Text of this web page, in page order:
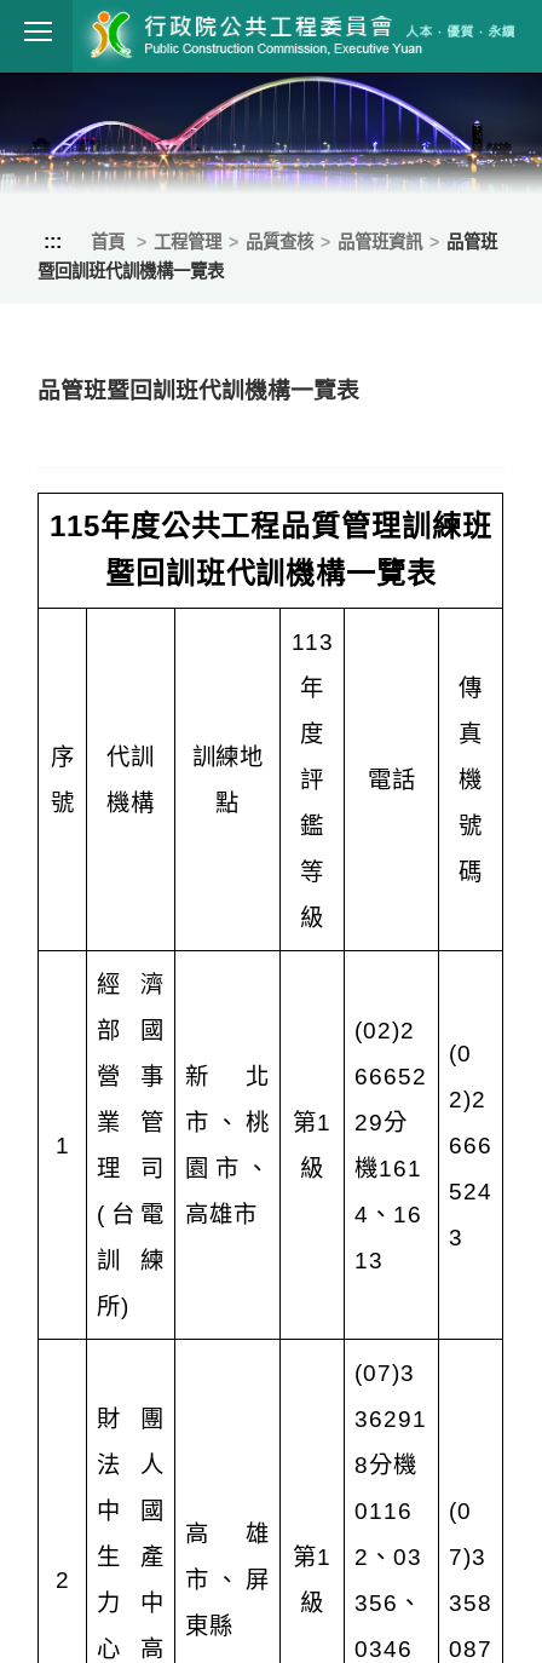
跳到主要內容
行政院公共工
::: 首頁 工程管理 品質查核 品管班資訊
品管班
暨回訓班代訓機構一覽表
品管班暨回訓班代訓機構一覽表
115年度公共工程品質管理訓練班
暨回訓班代訓機構一覽表
序
號
代訓
機構
訓練地
點
113
年
度
評
鑑
等
級
電話
傳
真
機
號
碼
1
經濟
部國
營事
業管
理司
(台電
訓練
所)
新北
市、桃
園市、
高雄市
第1
級
(02)2
66652
29分
機161
4、16
13
(0
2)2
666
524
3
2
財團
法人
中國
生產
力中
心高
高雄
市、屏
東縣
第1
級
(07)3
36291
8分機
0116
2、03
356、
0346
(0
7)3
358
087